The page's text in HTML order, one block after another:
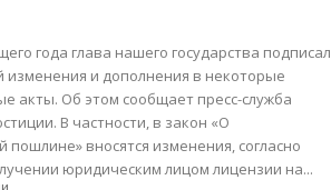
года глава нашего государства подписал
изменения и дополнения в некоторые
акты. Об этом сообщает пресс-служба
в закон «О
пошлине» вносятся изменения, согласно
юридическим лицом лицензии на...